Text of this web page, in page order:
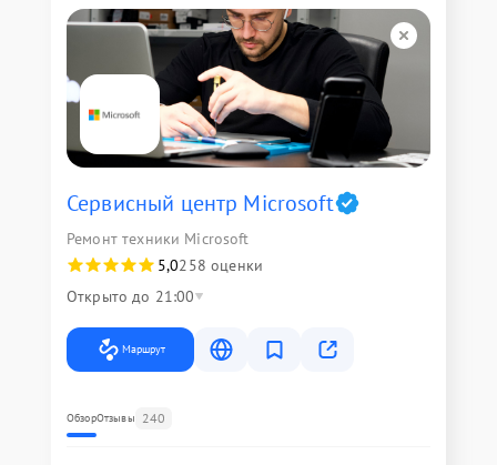
Сервисный центр Microsoft
Ремонт техники Microsoft
5,0258 оценки
Открыто до 21:00
Маршрут
ОбзорОтзывы 240